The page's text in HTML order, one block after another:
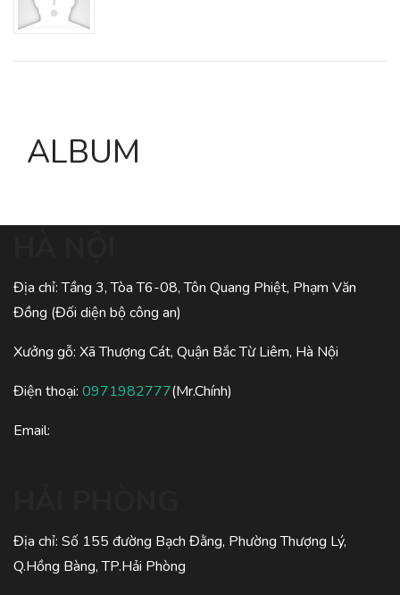
ALBUM
Địa chỉ: Tầng 3, Tòa T6-08, Tôn Quang Phiệt, Phạm Văn
Đồng (Đối diện bộ công an)
Xưởng gỗ: Xã Thượng Cát, Quận Bắc Từ Liêm, Hà Nội
Điện thoại: 0971982777(Mr.Chính)
Email:
Địa chỉ: Số 155 đường Bạch Đằng, Phường Thượng Lý,
Q.Hồng Bàng, TP.Hải Phòng